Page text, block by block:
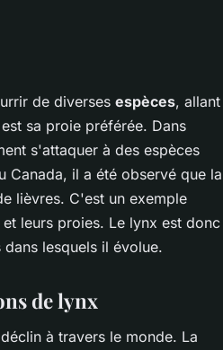
de diverses espèces, allant
sa proie préférée. Dans
s'attaquer à des espèces
Canada, il a été observé que la
lièvres. C'est un exemple
leurs proies. Le lynx est donc
lesquels il évolue.
de lynx
à travers le monde. La